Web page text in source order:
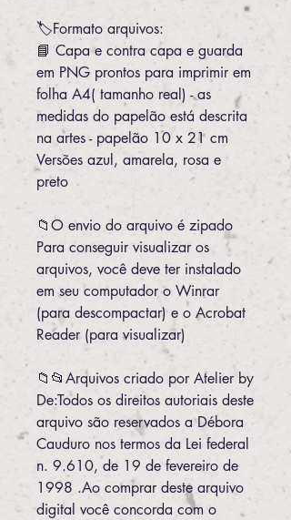
🏷️Formato arquivos:
📘 Capa e contra capa e guarda
em PNG prontos para imprimir em
folha A4( tamanho real) - as
medidas do papelão está descrita
na artes - papelão 10 x 21 cm
Versões azul, amarela, rosa e
preto
📁O envio do arquivo é zipado
Para conseguir visualizar os
arquivos, você deve ter instalado
em seu computador o Winrar
(para descompactar) e o Acrobat
Reader (para visualizar)
📁📂Arquivos criado por Atelier by
De:Todos os direitos autoriais deste
arquivo são reservados a Débora
Cauduro nos termos da Lei federal
n. 9.610, de 19 de fevereiro de
1998 .Ao comprar deste arquivo
digital você concorda com o